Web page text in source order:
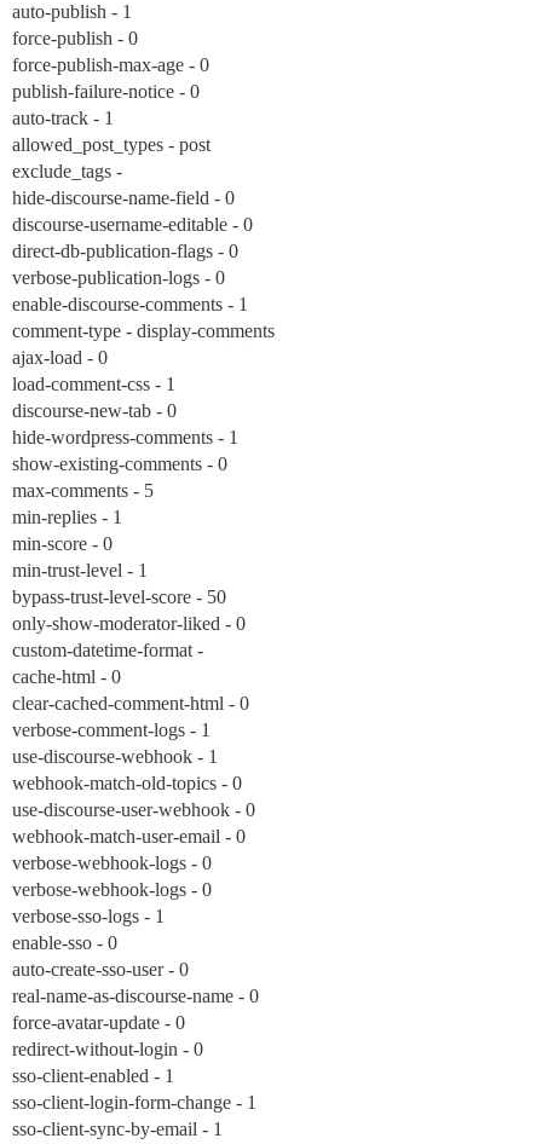
auto-publish - 1
force-publish - 0
force-publish-max-age - 0
publish-failure-notice - 0
auto-track - 1
allowed_post_types - post
exclude_tags -
hide-discourse-name-field - 0
discourse-username-editable - 0
direct-db-publication-flags - 0
verbose-publication-logs - 0
enable-discourse-comments - 1
comment-type - display-comments
ajax-load - 0
load-comment-css - 1
discourse-new-tab - 0
hide-wordpress-comments - 1
show-existing-comments - 0
max-comments - 5
min-replies - 1
min-score - 0
min-trust-level - 1
bypass-trust-level-score - 50
only-show-moderator-liked - 0
custom-datetime-format -
cache-html - 0
clear-cached-comment-html - 0
verbose-comment-logs - 1
use-discourse-webhook - 1
webhook-match-old-topics - 0
use-discourse-user-webhook - 0
webhook-match-user-email - 0
verbose-webhook-logs - 0
verbose-webhook-logs - 0
verbose-sso-logs - 1
enable-sso - 0
auto-create-sso-user - 0
real-name-as-discourse-name - 0
force-avatar-update - 0
redirect-without-login - 0
sso-client-enabled - 1
sso-client-login-form-change - 1
sso-client-sync-by-email - 1